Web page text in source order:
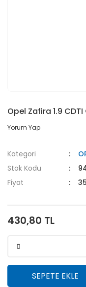
Opel Zafira 1.9
Yorum Yap
Kategori
Stok Kodu
Fiyat
430,80 TL
SEPETE EKLE